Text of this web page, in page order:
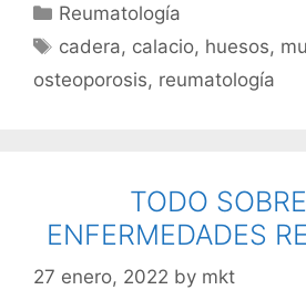
Reumatología
cadera, calacio, huesos,
osteoporosis, reumatología
TODO
ENFERMEDADES
27 enero, 2022 by mkt